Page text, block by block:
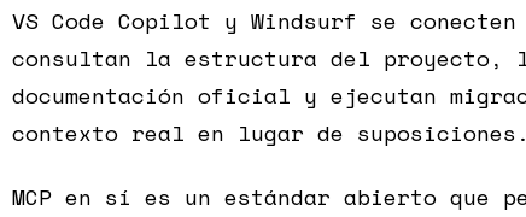
VS Code Copilot y Windsurf se
consultan la estructura del proyecto,
documentación oficial y ejecutan
contexto real en lugar de suposiciones.
MCP en sí es un estándar abierto que